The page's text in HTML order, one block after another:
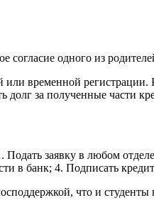
согласие одного из
временной регистрации.
за полученные части
Подать заявку в любом
в банк; 4. Подписать
что и